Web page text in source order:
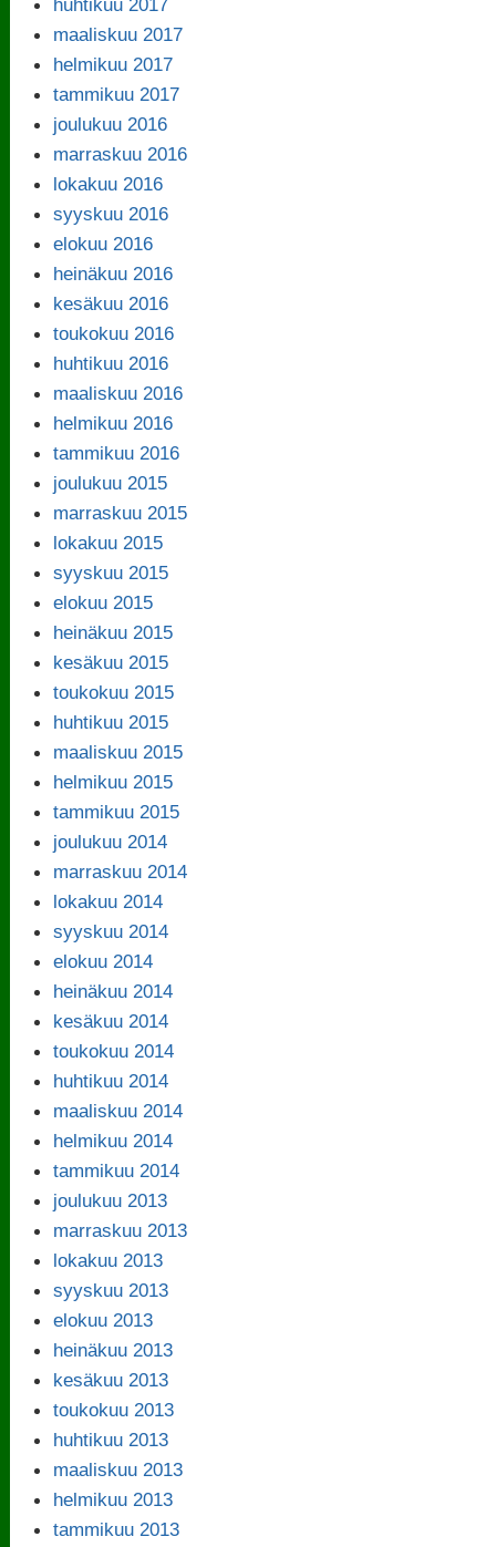
huhtikuu 2017
maaliskuu 2017
helmikuu 2017
tammikuu 2017
joulukuu 2016
marraskuu 2016
lokakuu 2016
syyskuu 2016
elokuu 2016
heinäkuu 2016
kesäkuu 2016
toukokuu 2016
huhtikuu 2016
maaliskuu 2016
helmikuu 2016
tammikuu 2016
joulukuu 2015
marraskuu 2015
lokakuu 2015
syyskuu 2015
elokuu 2015
heinäkuu 2015
kesäkuu 2015
toukokuu 2015
huhtikuu 2015
maaliskuu 2015
helmikuu 2015
tammikuu 2015
joulukuu 2014
marraskuu 2014
lokakuu 2014
syyskuu 2014
elokuu 2014
heinäkuu 2014
kesäkuu 2014
toukokuu 2014
huhtikuu 2014
maaliskuu 2014
helmikuu 2014
tammikuu 2014
joulukuu 2013
marraskuu 2013
lokakuu 2013
syyskuu 2013
elokuu 2013
heinäkuu 2013
kesäkuu 2013
toukokuu 2013
huhtikuu 2013
maaliskuu 2013
helmikuu 2013
tammikuu 2013